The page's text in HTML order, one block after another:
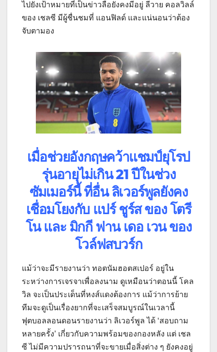
ไปยังเป้าหมายที่เป็นข่าวลือยังคงมีอยู่ ลีวาย คอลวิลล์
ของ เชลซี มีผู้ชื่นชมที่ แอนฟิลด์ และแน่นอนว่าต้อง
จับตามอง
เมื่อช่วยอังกฤษคว้าแชมป์ยุโรป
รุ่นอายุไม่เกิน 21 ปีในช่วง
ซัมเมอร์นี้ ที่อื่น ลิเวอร์พูลยังคง
เชื่อมโยงกับ แปร์ ชูร์ส ของ โตรี
โน และ มิกกี ฟาน เดอ เวน ของ
โวล์ฟสบวร์ก
แม้ว่าจะมีรายงานว่า ทอตนัมฮอตสเปอร์ อยู่ใน
ระหว่างการเจรจาเพื่อลงนาม ดูเหมือนว่าตอนนี้ โคล
วิล จะเป็นประเด็นที่หงส์แดงต้องการ แม้ว่าการย้าย
ทีมจะดูเป็นเรื่องยากที่จะเสร็จสมบูรณ์ในเวลานี้
ฟุตบอลลอนดอนรายงานว่า ลิเวอร์พูล ได้ ‘สอบถาม
หลายครั้ง’ เกี่ยวกับความพร้อมของกองหลัง แต่ เชล
ซี ไม่มีความปรารถนาที่จะขายเมื่อสิ่งต่าง ๆ ยังคงอยู่